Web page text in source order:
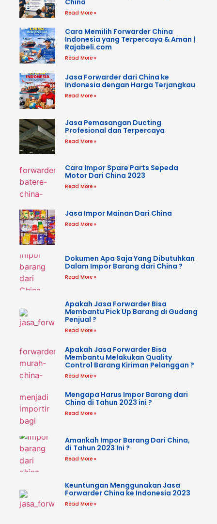
Read More »
Cara Memilih Forwarder China
Indonesia yang Terpercaya & Aman |
Rajabeli.com
Read More »
Jasa Forwarder dari China ke
Indonesia dengan Harga Terjangkau
Read More »
Jasa Pemasangan Ducting
Profesional dan Terpercaya
Read More »
Cara Impor Spare Parts Sepeda
Motor Dari China 2023
Read More »
Jasa Impor Mainan Dari China
Read More »
Dokumen Apa Saja Yang Dibutuhkan
Dalam Impor Barang dari China ?
Read More »
Apakah Jasa Forwarder Bisa
Membantu Pick Up Barang di Gudang
Penjual ?
Read More »
Apakah Jasa Forwarder Bisa
Membantu Melakukan Quality
Control Barang Kiriman Pelanggan ?
Read More »
Mengapa Harus Impor Barang dari
China di Tahun 2023 ini ?
Read More »
Amankah Impor Barang Dari China,
di Tahun 2023 Ini ?
Read More »
Keuntungan Menggunakan Jasa
Forwarder China ke Indonesia 2023
Read More »